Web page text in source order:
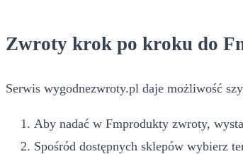
Zwroty krok po kroku do
Serwis wygodnezwroty.pl daje możliwość
Aby nadać w Fmprodukty zwroty,
Spośród dostępnych sklepów wybierz